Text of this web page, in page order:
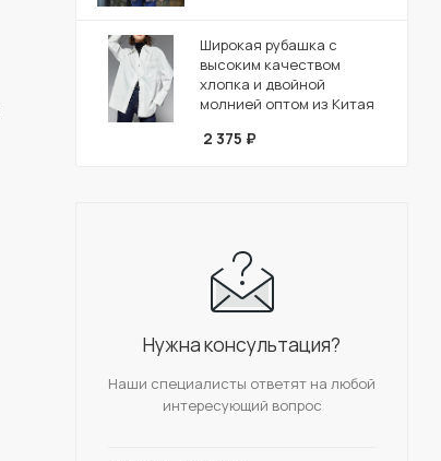
Широкая рубашка с
высоким качеством
хлопка и двойной
молнией оптом из Китая
2 375 ₽
Нужна консультация?
Наши специалисты ответят на любой
интересующий вопрос